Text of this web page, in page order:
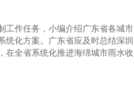
作任务，小编介绍广东省各城市
化方案。广东省应及时总结深圳
在全省系统化推进海绵城市雨水收